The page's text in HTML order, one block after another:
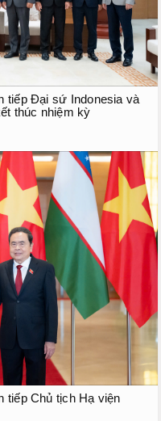
tiếp Đại sứ Indonesia và
thúc nhiệm kỳ
tiếp Chủ tịch Hạ viện